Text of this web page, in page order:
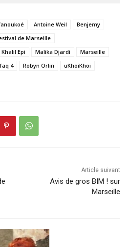
Antoine Weil
Benjemy
de Marseille
Khalil Epi Malika Djardi
Marseille
4 Robyn Orlin
uKhoiKhoi
Article suivant
Avis de gros BIM ! sur
Marseille